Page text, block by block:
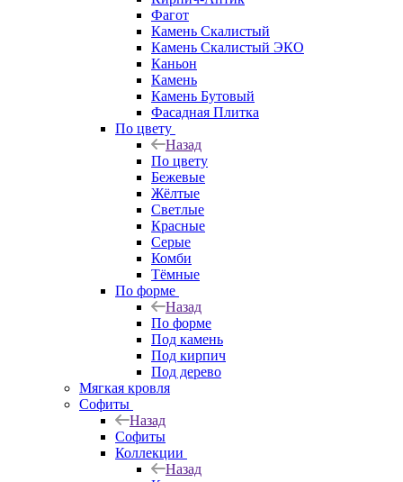
Фагот
Камень Скалистый
Камень Скалистый ЭКО
Каньон
Камень
Камень Бутовый
Фасадная Плитка
По цвету
Назад
По цвету
Бежевые
Жёлтые
Светлые
Красные
Серые
Комби
Тёмные
По форме
Назад
По форме
Под камень
Под кирпич
Под дерево
Мягкая кровля
Софиты
Назад
Софиты
Коллекции
Назад